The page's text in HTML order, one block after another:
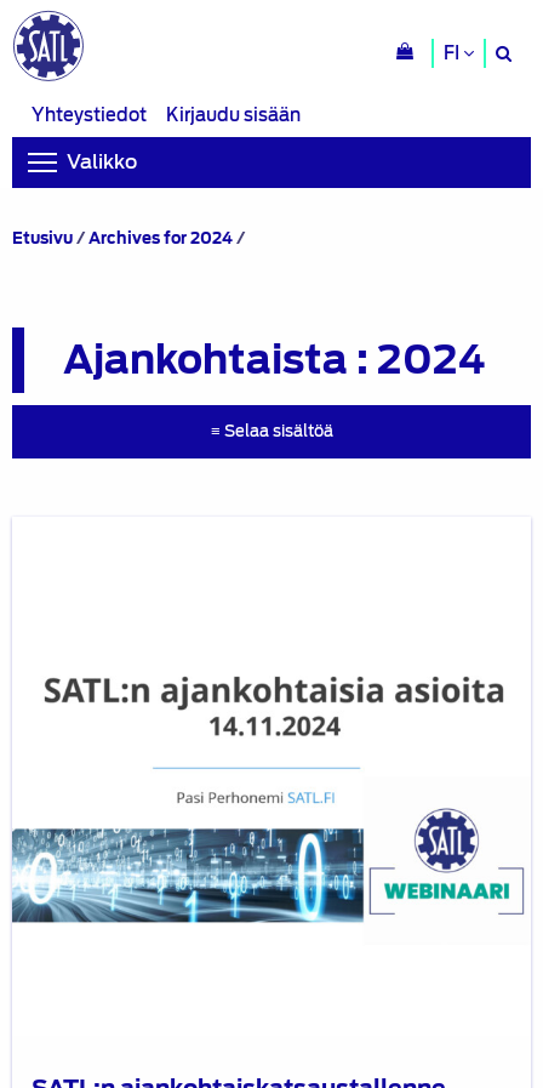
FI
Yhteystiedot
Kirjaudu sisään
Valikko
Etusivu/Archives for 2024/Sivu
≡ Selaa sisältöä
Ajankohtaista : 2024